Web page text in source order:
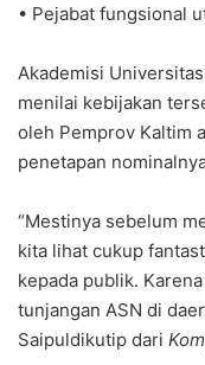
• Pejabat fungsional
Akademisi
menilai kebijakan
oleh Pemprov Kaltim
penetapan
“Mestinya sebelum
kita lihat cukup
kepada publik.
tunjangan ASN di
Saipuldikutip dari